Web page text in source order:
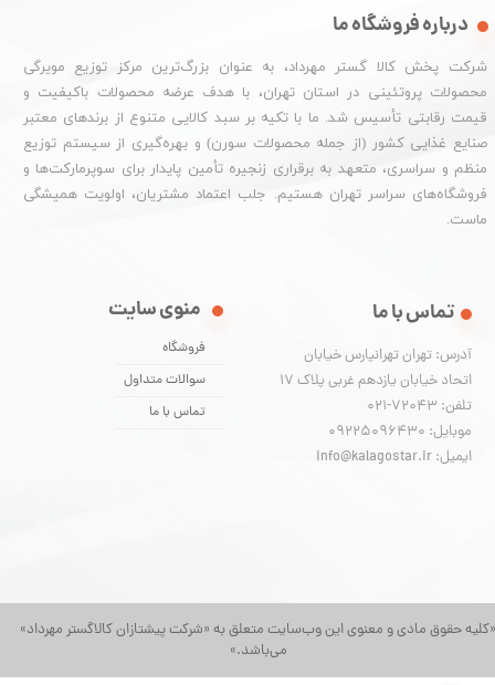
حقوق مادی و معنوی این وب‌سایت متعلق به «شرکت پیشتازان کالاگستر مهرداد»
می‌باشد.»
درباره فروشگاه ما
شرکت پخش کالا گستر مهرداد، به عنوان بزرگ‌ترین مرکز توزیع مویرگی
محصولات پروتئینی در استان تهران، با هدف عرضه محصولات باکیفیت و
قیمت رقابتی تأسیس شد. ما با تکیه بر سبد کالایی متنوع از برندهای معتبر
صنایع غذایی کشور (از جمله محصولات سورن) و بهره‌گیری از سیستم توزیع
منظم و سراسری، متعهد به برقراری زنجیره تأمین پایدار برای سوپرمارکت‌ها و
فروشگاه‌های سراسر تهران هستیم. جلب اعتماد مشتریان، اولویت همیشگی
ماست.
منوی سایت
فروشگاه
سوالات متداول
تماس با ما
تماس با ما
آدرس: تهران تهرانپارس خیابان
اتحاد خیابان یازدهم غربی پلاک ۱۷
تلفن: 72043-021
موبایل: 09225096430
ایمیل: info@kalagostar.ir